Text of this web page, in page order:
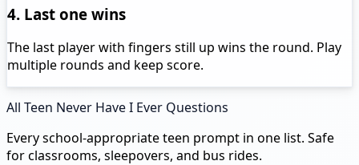
4. Last one wins
The last player with fingers still up wins the round. Play
multiple rounds and keep score.
All Teen Never Have I Ever Questions
Every school-appropriate teen prompt in one list. Safe
for classrooms, sleepovers, and bus rides.